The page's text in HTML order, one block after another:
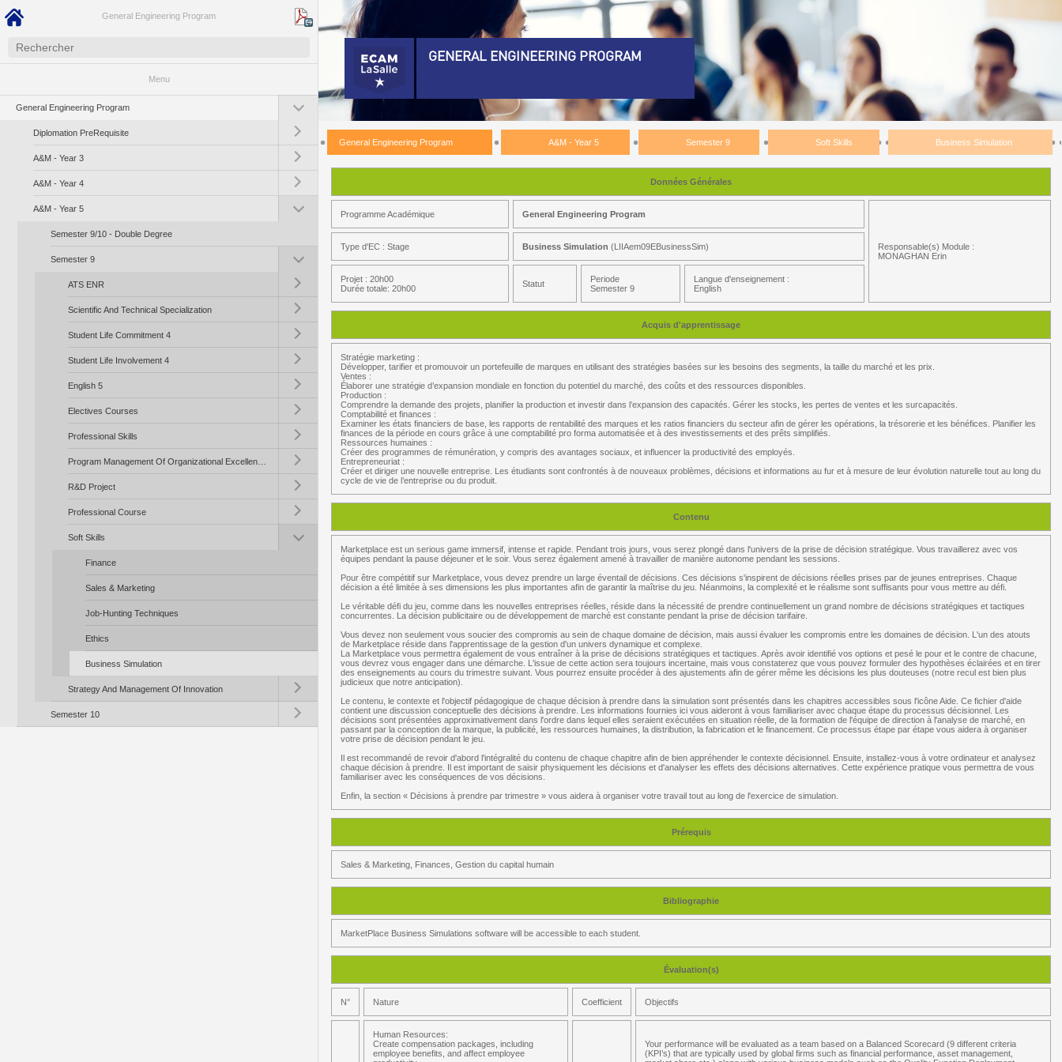
General Engineering Program
Menu
Toggle submenu (General Engineering Program)
General Engineering Program
Toggle submenu (Diplomation PreRequisite)
Diplomation PreRequisite
Toggle submenu (A&M - Year 3)
A&M - Year 3
Toggle submenu (A&M - Year 4)
A&M - Year 4
Toggle submenu (A&M - Year 5)
A&M - Year 5
Semester 9/10 - Double Degree
Toggle submenu (Semester 9)
Semester 9
Toggle submenu (ATS ENR)
ATS ENR
Toggle submenu (Scientific And Technical Specialization)
Scientific And Technical Specialization
Toggle submenu (Student Life Commitment 4)
Student Life Commitment 4
Toggle submenu (Student Life Involvement 4)
Student Life Involvement 4
Toggle submenu (English 5)
English 5
Toggle submenu (Electives Courses)
Electives Courses
Toggle submenu (Professional Skills)
Professional Skills
Toggle submenu (Program Management Of Organizational Excellence Systems)
Toggle submenu (R&D Project)
R&D Project
Toggle submenu (Professional Course)
Professional Course
Toggle submenu (Soft Skills)
Soft Skills
Finance
Sales & Marketing
Job-Hunting Techniques
Ethics
Business Simulation
Toggle submenu (Strategy And Management Of Innovation)
Strategy And Management Of Innovation
Toggle submenu (Semester 10)
Semester 10
GENERAL ENGINEERING PROGRAM
General Engineering Program A&M - Year 5 Semester 9 Soft Skills Business Simulation
Données Générales
Programme Académique General Engineering Program
Responsable(s) Module :
MONAGHAN Erin
Type d'EC : Stage Business Simulation (LIIAem09EBusinessSim)
Projet : 20h00
Durée totale: 20h00
Statut
Periode
Semester 9
Langue d'enseignement :
English
Acquis d'apprentissage
Stratégie marketing :
Développer, tarifier et promouvoir un portefeuille de marques en utilisant des stratégies basées sur les besoins des segments, la taille du marché et les prix.
Ventes :
Élaborer une stratégie d’expansion mondiale en fonction du potentiel du marché, des coûts et des ressources disponibles.
Production :
Comprendre la demande des projets, planifier la production et investir dans l’expansion des capacités. Gérer les stocks, les pertes de ventes et les surcapacités.
Comptabilité et finances :
Examiner les états financiers de base, les rapports de rentabilité des marques et les ratios financiers du secteur afin de gérer les opérations, la trésorerie et les bénéfices. Planifier les
finances de la période en cours grâce à une comptabilité pro forma automatisée et à des investissements et des prêts simplifiés.
Ressources humaines :
Créer des programmes de rémunération, y compris des avantages sociaux, et influencer la productivité des employés.
Entrepreneuriat :
Créer et diriger une nouvelle entreprise. Les étudiants sont confrontés à de nouveaux problèmes, décisions et informations au fur et à mesure de leur évolution naturelle tout au long du
cycle de vie de l’entreprise ou du produit.
Contenu
Marketplace est un serious game immersif, intense et rapide. Pendant trois jours, vous serez plongé dans l'univers de la prise de décision stratégique. Vous travaillerez avec vos
équipes pendant la pause déjeuner et le soir. Vous serez également amené à travailler de manière autonome pendant les sessions.
Pour être compétitif sur Marketplace, vous devez prendre un large éventail de décisions. Ces décisions s'inspirent de décisions réelles prises par de jeunes entreprises. Chaque
décision a été limitée à ses dimensions les plus importantes afin de garantir la maîtrise du jeu. Néanmoins, la complexité et le réalisme sont suffisants pour vous mettre au défi.
Le véritable défi du jeu, comme dans les nouvelles entreprises réelles, réside dans la nécessité de prendre continuellement un grand nombre de décisions stratégiques et tactiques
concurrentes. La décision publicitaire ou de développement de marché est constante pendant la prise de décision tarifaire.
Vous devez non seulement vous soucier des compromis au sein de chaque domaine de décision, mais aussi évaluer les compromis entre les domaines de décision. L'un des atouts
de Marketplace réside dans l'apprentissage de la gestion d'un univers dynamique et complexe.
La Marketplace vous permettra également de vous entraîner à la prise de décisions stratégiques et tactiques. Après avoir identifié vos options et pesé le pour et le contre de chacune,
vous devrez vous engager dans une démarche. L'issue de cette action sera toujours incertaine, mais vous constaterez que vous pouvez formuler des hypothèses éclairées et en tirer
des enseignements au cours du trimestre suivant. Vous pourrez ensuite procéder à des ajustements afin de gérer même les décisions les plus douteuses (notre recul est bien plus
judicieux que notre anticipation).
Le contenu, le contexte et l'objectif pédagogique de chaque décision à prendre dans la simulation sont présentés dans les chapitres accessibles sous l'icône Aide. Ce fichier d'aide
contient une discussion conceptuelle des décisions à prendre. Les informations fournies ici vous aideront à vous familiariser avec chaque étape du processus décisionnel. Les
décisions sont présentées approximativement dans l'ordre dans lequel elles seraient exécutées en situation réelle, de la formation de l'équipe de direction à l'analyse de marché, en
passant par la conception de la marque, la publicité, les ressources humaines, la distribution, la fabrication et le financement. Ce processus étape par étape vous aidera à organiser
votre prise de décision pendant le jeu.
Il est recommandé de revoir d'abord l'intégralité du contenu de chaque chapitre afin de bien appréhender le contexte décisionnel. Ensuite, installez-vous à votre ordinateur et analysez
chaque décision à prendre. Il est important de saisir physiquement les décisions et d'analyser les effets des décisions alternatives. Cette expérience pratique vous permettra de vous
familiariser avec les conséquences de vos décisions.
Enfin, la section « Décisions à prendre par trimestre » vous aidera à organiser votre travail tout au long de l'exercice de simulation.
Prérequis
Sales & Marketing, Finances, Gestion du capital humain
Bibliographie
MarketPlace Business Simulations software will be accessible to each student.
Évaluation(s)
N° Nature Coefficient Objectifs
Human Resources:
Create compensation packages, including
employee benefits, and affect employee
Your performance will be evaluated as a team based on a Balanced Scorecard (9 different criteria
(KPI’s) that are typically used by global firms such as financial performance, asset management,